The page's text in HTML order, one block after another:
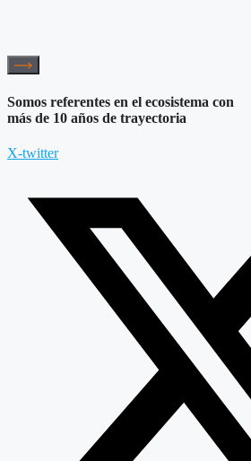
Somos referentes en el ecosistema con
más de 10 años de trayectoria
X-twitter